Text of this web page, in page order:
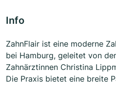
Info
ZahnFlair ist eine moderne
bei Hamburg, geleitet von
Zahnärztinnen Christina
Die Praxis bietet eine breite